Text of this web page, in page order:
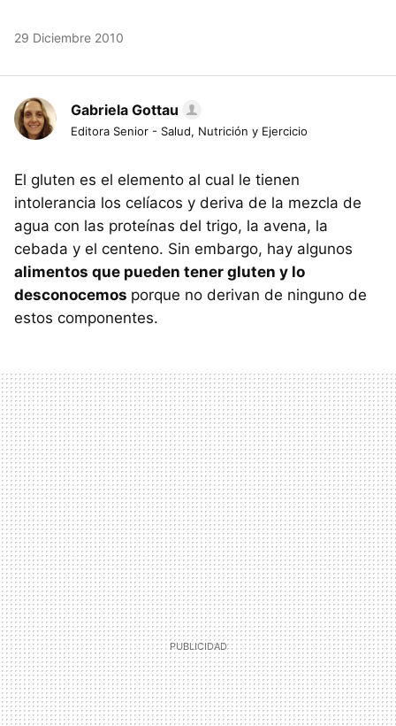
29 Diciembre 2010
Gabriela Gottau
Editora Senior - Salud, Nutrición y Ejercicio
El gluten es el elemento al cual le tienen
intolerancia los celíacos y deriva de la mezcla de
agua con las proteínas del trigo, la avena, la
cebada y el centeno. Sin embargo, hay algunos
alimentos que pueden tener gluten y lo
desconocemos porque no derivan de ninguno de
estos componentes.